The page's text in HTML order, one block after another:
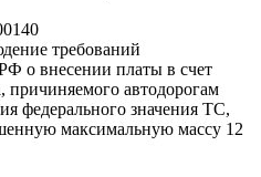
требований
РФ о внесении платы в счет
причиняемого автодорогам
федерального значения ТС,
максимальную массу 12